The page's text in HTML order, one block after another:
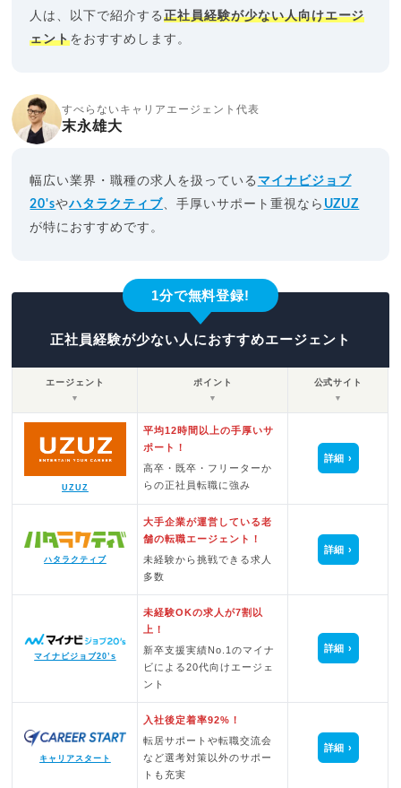
人は、以下で紹介する正社員経験が少ない人向けエージ
ェントをおすすめします。
すべらないキャリアエージェント代表
末永雄大
幅広い業界・職種の求人を扱っている マイナビジョブ
20'sやハタラクティブ、手厚いサポート重視なら UZUZ
が特におすすめです。
1分で無料登録!
正社員経験が少ない人におすすめエージェント
エージェント
▼
ポイント
▼
公式サイト
▼
UZUZ
平均12時間以上の手厚いサ
ポート！
高卒・既卒・フリーターか
らの正社員転職に強み
詳細
ハタラクティブ
大手企業が運営している老
舗の転職エージェント！
未経験から挑戦できる求人
多数
詳細
マイナビジョブ20’s
未経験OKの求人が7割以
上！
新卒支援実績No.1のマイナ
ビによる20代向けエージェ
ント
詳細
キャリアスタート
入社後定着率92%！
転居サポートや転職交流会
など選考対策以外のサポー
トも充実
詳細